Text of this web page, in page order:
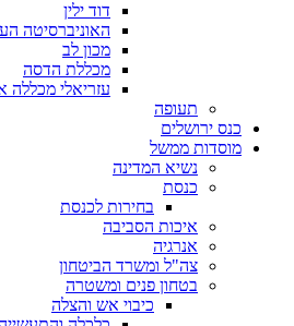
דוד ילין
האוניברסיטה
מכון לב
מכללת הדסה
עזריאלי מכללה
תעופה
כנס ירושלים
מוסדות ממשל
נשיא המדינה
כנסת
בחירות לכנסת
איכות הסביבה
אנרגיה
צה"ל ומשרד הביטחון
בטחון פנים ומשטרה
כיבוי אש והצלה